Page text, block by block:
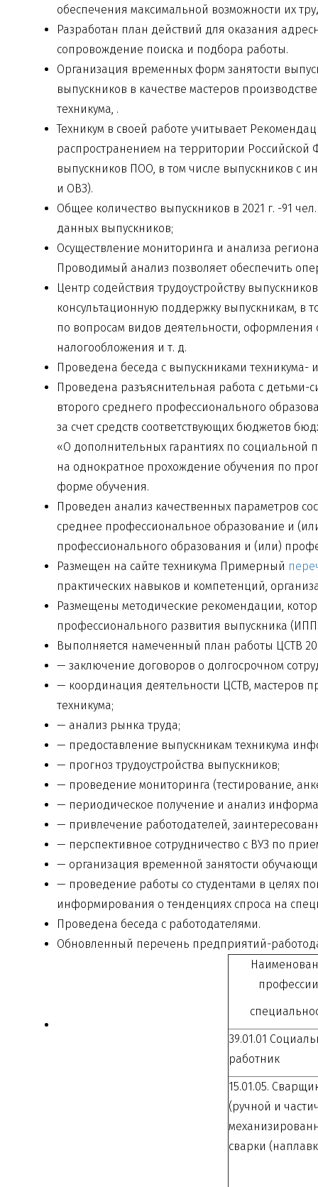
обеспечения максимальной возможности их
Разработан план действий для оказания
сопровождение поиска и подбора работы.
Организация временных форм занятости
выпускников в качестве мастеров
техникума, .
Техникум в своей работе учитывает
распространением на территории Российской
выпускников ПОО, в том числе выпускников с
и ОВЗ).
Общее количество выпускников в 2021 г. -91
данных выпускников;
Осуществление мониторинга и анализа
Проводимый анализ позволяет обеспечить
Центр содействия трудоустройству
консультационную поддержку выпускникам, в
по вопросам видов деятельности,
налогообложения и т. д.
Проведена беседа с выпускниками
Проведена разъяснительная работа с детьми-
второго среднего профессионального
за счет средств соответствующих бюджетов
«О дополнительных гарантиях по социальной
на однократное прохождение обучения по
форме обучения.
Проведен анализ качественных параметров
среднее профессиональное образование и
профессионального образования и (или)
Размещен на сайте техникума Примерный
практических навыков и компетенций,
Размещены методические рекомендации,
профессионального развития выпускника
Выполняется намеченный план работы ЦСТВ
— заключение договоров о долгосрочном
— координация деятельности ЦСТВ, мастеров
техникума;
— анализ рынка труда;
— предоставление выпускникам техникума
— прогноз трудоустройства выпускников;
— проведение мониторинга (тестирование,
— периодическое получение и анализ
— привлечение работодателей,
— перспективное сотрудничество с ВУЗ по
— организация временной занятости
— проведение работы со студентами в целях
информирования о тенденциях спроса на
Проведена беседа с работодателями.
Обновленный перечень предприятий-
39.01.01
работник
15.01.05.
(ручной и
сварки